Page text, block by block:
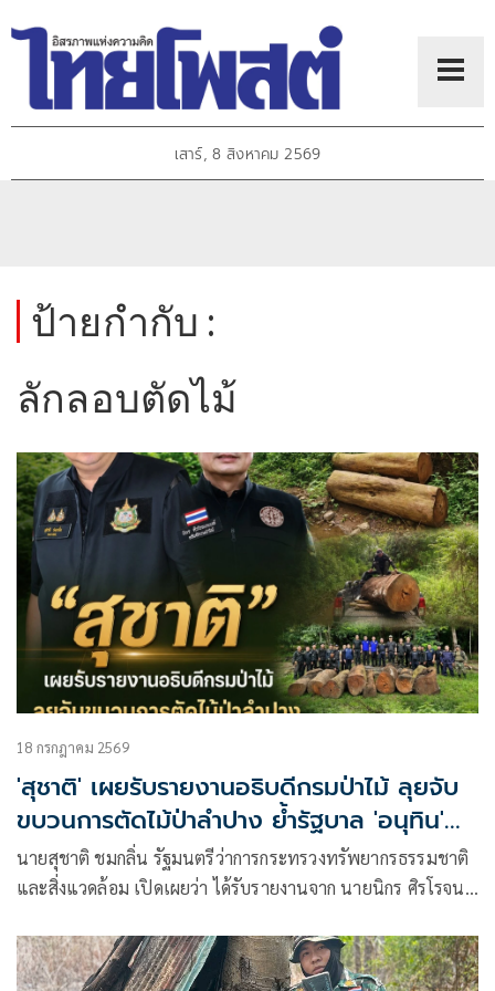
เสาร์, 8 สิงหาคม 2569
ป้ายกำกับ :
ลักลอบตัดไม้
18 กรกฎาคม 2569
'สุชาติ' เผยรับรายงานอธิบดีกรมป่าไม้ ลุยจับ
ขบวนการตัดไม้ป่าลำปาง ย้ำรัฐบาล 'อนุทิน'
เดินหน้าปราบบุกรุกป่า-ทำลายทรัพยากรอย่าง
เด็ดขาด
นายสุชาติ ชมกลิ่น รัฐมนตรีว่าการกระทรวงทรัพยากรธรรมชาติ
และสิ่งแวดล้อม เปิดเผยว่า ได้รับรายงานจาก นายนิกร ศิรโรจนา
ตัดไม้ทำลายป่าในพื้นที่จังหวัดลำปาง